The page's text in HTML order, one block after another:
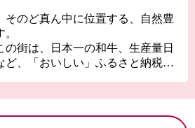
そのど真ん中に位置する、自然豊
の街は、日本一の和牛、生産量日
ど、「おいしい」ふるさと納税の
しい街です。